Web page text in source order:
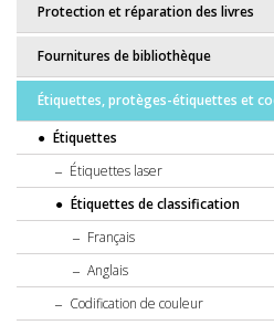
Protection et réparation des livres
Fournitures de bibliothèque
Étiquettes, protèges-étiquettes et
Étiquettes
Étiquettes laser
Étiquettes de classification
Français
Anglais
Codification de couleur